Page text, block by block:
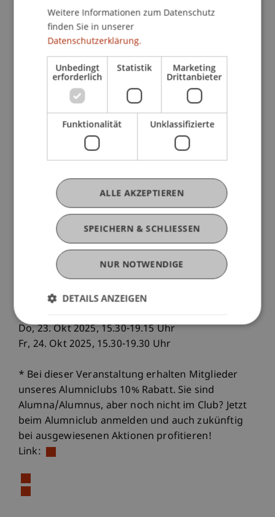
und der Ukraine-VO im Besonderen sowie die
neuen EU-Straftatbestände
Praxisfragen im Sanktionenrecht in
Liechtenstein und der Schweiz
Bedeutung und Geltungsbereich
internationaler Sanktionen
Auswirkungen auf den Finanzplatz
Liechtenstein und insb. den Treuhand- und
Bankensektor
Der Intensivkurs gilt als anerkannte berufliche
Schulung und Weiterbildung nach Art 21 SPG in
Verbindung mit Art 32 SPV sowie als Nachweis im
Sinne des Art 36 SPV im Ausmass von 1,5 Tagen.
Eine Veranstaltung der
Wirtschaftsstrafrecht, Compliance und
Digitalisierung
Die Veranstaltung findet an folgenden
Do, 23. Okt 2025, 15.30-19.15 Uhr
Fr, 24. Okt 2025, 15.30-19.30 Uhr
* Bei dieser Veranstaltung erhalten Mitglieder
unseres Alumniclubs 10% Rabatt. Sie sind
Alumna/Alumnus, aber noch nicht im Club? Jetzt
beim Alumniclub anmelden und auch zukünftig
bei ausgewiesenen Aktionen profitieren!
Link:
Weitere Informationen zum Datenschutz
finden Sie in unserer
Datenschutzerklärung.
Unbedingt
erforderlich
Statistik Marketing
Drittanbieter
Funktionalität Unklassifizierte
SPEICHERN & SCHLIESSEN
ALLE AKZEPTIEREN
NUR NOTWENDIGE
DETAILS ANZEIGEN